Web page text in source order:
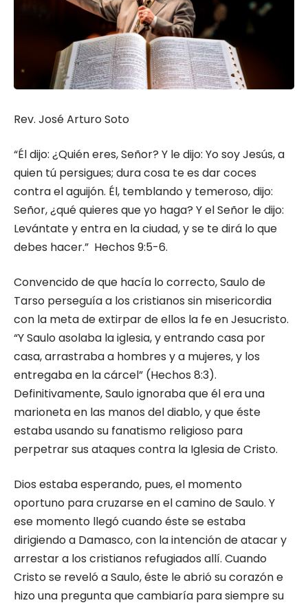
Rev. José Arturo Soto
“Él dijo: ¿Quién eres, Señor? Y le dijo: Yo soy Jesús, a
quien tú persigues; dura cosa te es dar coces
contra el aguijón. Él, temblando y temeroso, dijo:
Señor, ¿qué quieres que yo haga? Y el Señor le dijo:
Levántate y entra en la ciudad, y se te dirá lo que
debes hacer.” Hechos 9:5-6.
Convencido de que hacía lo correcto, Saulo de
Tarso perseguía a los cristianos sin misericordia
con la meta de extirpar de ellos la fe en Jesucristo.
“Y Saulo asolaba la iglesia, y entrando casa por
casa, arrastraba a hombres y a mujeres, y los
entregaba en la cárcel” (Hechos 8:3).
Definitivamente, Saulo ignoraba que él era una
marioneta en las manos del diablo, y que éste
estaba usando su fanatismo religioso para
perpetrar sus ataques contra la Iglesia de Cristo.
Dios estaba esperando, pues, el momento
oportuno para cruzarse en el camino de Saulo. Y
ese momento llegó cuando éste se estaba
dirigiendo a Damasco, con la intención de atacar y
arrestar a los cristianos refugiados allí. Cuando
Cristo se reveló a Saulo, éste le abrió su corazón e
hizo una pregunta que cambiaría para siempre su